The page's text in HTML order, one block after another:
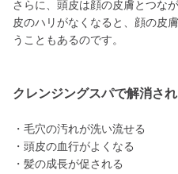
さらに、頭皮は顔の皮膚とつな
皮のハリがなくなると、顔の皮
うこともあるのです。
クレンジングスパで解消さ
・毛穴の汚れが洗い流せる
・頭皮の血行がよくなる
・髪の成長が促される